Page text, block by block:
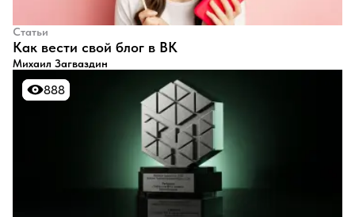
Статьи
​Как вести свой блог в ВК
Михаил Загваздин
888
888